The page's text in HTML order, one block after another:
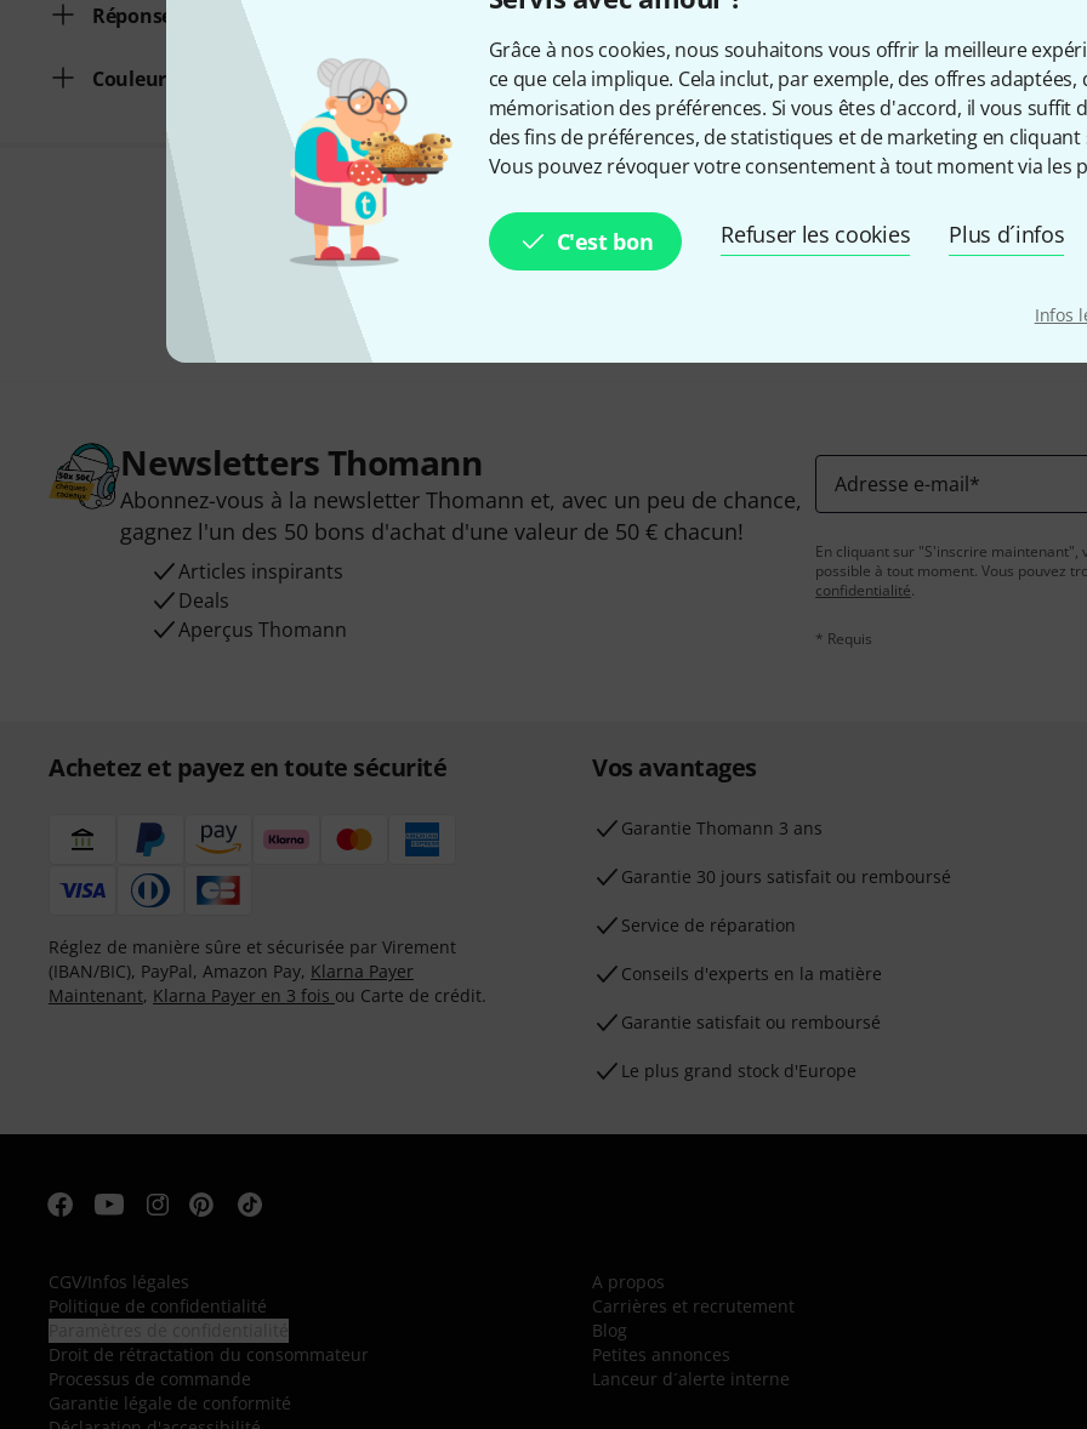
Grâce à nos cookies, nous souhaitons vous offrir la meilleure
ce que cela implique. Cela inclut, par exemple, des offres
mémorisation des préférences. Si vous êtes d'accord, il vous suffit
des fins de préférences, de statistiques et de marketing en
Vous pouvez révoquer votre consentement à tout moment via les
C'est bon Refuser les cookies Plus d´infos
Infos
Réponse en fréquence max.
Couleur
Aimez-vous ce que vous voyez ?
Newsletters Thomann
Abonnez-vous à la newsletter Thomann et, avec un peu de chance,
gagnez l'un des 50 bons d'achat d'une valeur de 50 € chacun!
Articles inspirants
Deals
Aperçus Thomann
Adresse e-mail*
En cliquant sur "S'inscrire maintenant",
possible à tout moment. Vous pouvez
confidentialité.
* Requis
Achetez et payez en toute sécurité
Réglez de manière sûre et sécurisée par Virement
(IBAN/BIC), PayPal, Amazon Pay, Klarna Payer
Maintenant, Klarna Payer en 3 fois ou Carte de crédit.
Vos avantages
Ga­ran­tie Thomann 3 ans
Garantie 30 jours satisfait ou remboursé
Service de réparation
Conseils d'experts en la matière
Garantie satisfait ou remboursé
Le plus grand stock d'Europe
CGV/Infos légales
Politique de confidentialité
Droit de rétractation du consommateur
Processus de commande
Garantie légale de conformité
A propos
Carrières et recrutement
Blog
Petites annonces
Lanceur d´alerte interne